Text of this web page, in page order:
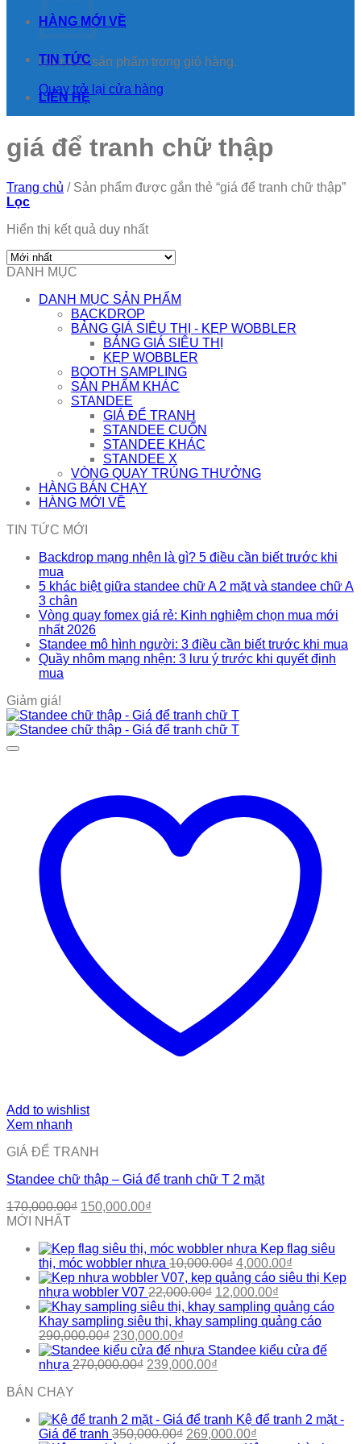
Chưa có sản phẩm trong giỏ hàng.
Quay trở lại cửa hàng
HÀNG MỚI VỀ
TIN TỨC
LIÊN HỆ
giá để tranh chữ thập
Trang chủ /Sản phẩm được gắn thẻ “giá để tranh chữ thập”
Lọc
Hiển thị kết quả duy nhất
DANH MỤC
DANH MỤC SẢN PHẨM
BACKDROP
BẢNG GIÁ SIÊU THỊ - KẸP WOBBLER
BẢNG GIÁ SIÊU THỊ
KẸP WOBBLER
BOOTH SAMPLING
SẢN PHẨM KHÁC
STANDEE
GIÁ ĐỂ TRANH
STANDEE CUỐN
STANDEE KHÁC
STANDEE X
VÒNG QUAY TRÚNG THƯỞNG
HÀNG BÁN CHẠY
HÀNG MỚI VỀ
TIN TỨC MỚI
Backdrop mạng nhện là gì? 5 điều cần biết trước khi
mua
5 khác biệt giữa standee chữ A 2 mặt và standee chữ A
3 chân
Vòng quay fomex giá rẻ: Kinh nghiệm chọn mua mới
nhất 2026
Standee mô hình người: 3 điều cần biết trước khi mua
Quầy nhôm mạng nhện: 3 lưu ý trước khi quyết định
mua
Giảm giá!
Add to wishlist
Xem nhanh
GIÁ ĐỂ TRANH
Standee chữ thập – Giá để tranh chữ T 2 mặt
170,000.00₫ Giá
170,000.00₫.
150,000.00₫
là:
150,000.00₫.
MỚI NHẤT
Kẹp flag siêu
thị, móc wobbler nhựa 10,000.00₫ Giá
gốc
là:
10,000.00₫.
4,000.00₫
hiện
là:
4,000.00₫.
Kẹp
nhựa wobbler V07 22,000.00₫ Giá
gốc
là:
12,000.00₫
hiện
tại
12,000.00₫.
Khay sampling siêu thị, khay sampling quảng cáo
290,000.00₫ Giá
gốc
là:
230,000.00₫
hiện
tại
Standee kiểu cửa đế
nhựa 270,000.00₫ Giá
239,000.00₫
239,000.00₫.
BÁN CHẠY
Kệ để tranh 2 mặt -
Giá để tranh 350,000.00₫ Giá
269,000.00₫